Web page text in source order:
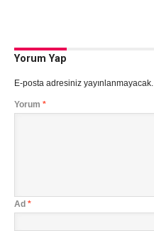
Yorum Yap
E-posta adresiniz yayınlanmayacak.
Yorum *
Ad *